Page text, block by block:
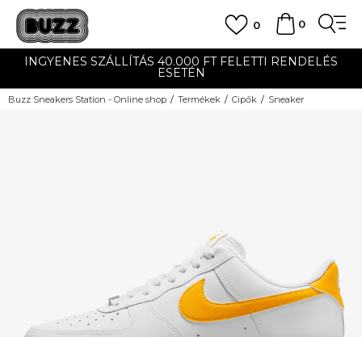
0
0
INGYENES SZÁLLÍTÁS 40.000 FT FELETTI RENDELÉS
ESETÉN
Buzz Sneakers Station - Online shop Termékek Cipők Sneaker